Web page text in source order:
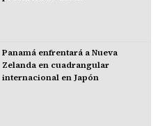
Panamá enfrentará a Nueva
Zelanda en cuadrangular
internacional en Japón